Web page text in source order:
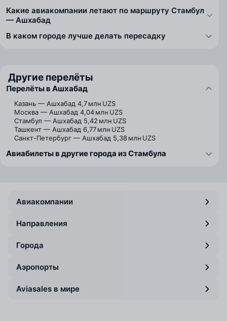
Какие авиакомпании летают по маршруту Стамбул
— Ашхабад
В каком городе лучше делать пересадку
Другие перелёты
Перелёты в Ашхабад
Казань — Ашхабад 4,7 млн UZS
Москва — Ашхабад 4,04 млн UZS
Стамбул — Ашхабад 5,42 млн UZS
Ташкент — Ашхабад 6,77 млн UZS
Санкт-Петербург — Ашхабад 5,38 млн UZS
Авиабилеты в другие города из Стамбула
Авиакомпании
Направления
Города
Аэропорты
Aviasales в мире